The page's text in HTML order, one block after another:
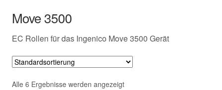
EC-Cash Rollen
Move 3500
EC Rollen für das Ingenico Move 3500 Gerät
Alle 6 Ergebnisse werden angezeigt